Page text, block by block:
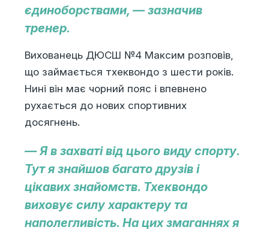
єдиноборствами, — зазначив
тренер.
Вихованець ДЮСШ №4 Максим розповів,
що займається тхеквондо з шести років.
Нині він має чорний пояс і впевнено
рухається до нових спортивних
досягнень.
— Я в захваті від цього виду спорту.
Тут я знайшов багато друзів і
цікавих знайомств. Тхеквондо
виховує силу характеру та
наполегливість. На цих змаганнях я